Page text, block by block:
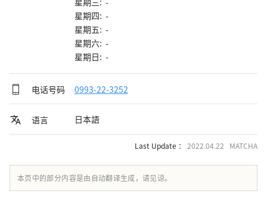
星期四: -
星期五: -
星期六: -
星期日: -
电话号码 0993-22-3252
语言 日本語
Last Update ： 2022.04.22 MATCHA
本页中的部分内容是由自动翻译生成，请见谅。